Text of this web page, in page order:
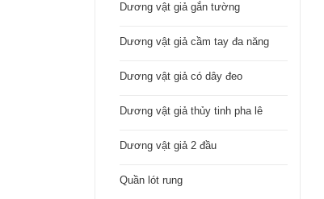
Dương vật giả gắn tường
Dương vật giả cầm tay đa năng
Dương vật giả có dây đeo
Dương vật giả thủy tinh pha lê
Dương vật giả 2 đầu
Quần lót rung